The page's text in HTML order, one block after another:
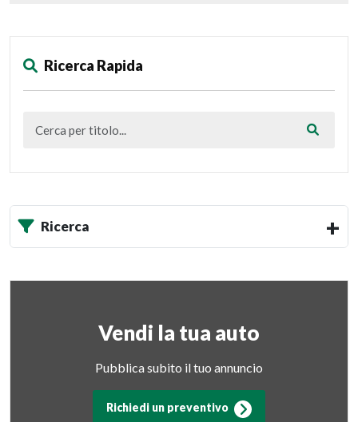
Ricerca Rapida
Ricerca
Vendi la tua auto
Pubblica subito il tuo annuncio
Richiedi un preventivo